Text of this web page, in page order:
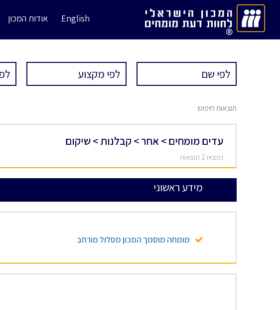
English אודות המכון
תוצאות חיפוש
עדים מומחים > אחר > קבלנות > שיקום
נמצאו 2 תוצאות
מידע ראשוני
מומחה מוסמך המכון מסלול מורחב